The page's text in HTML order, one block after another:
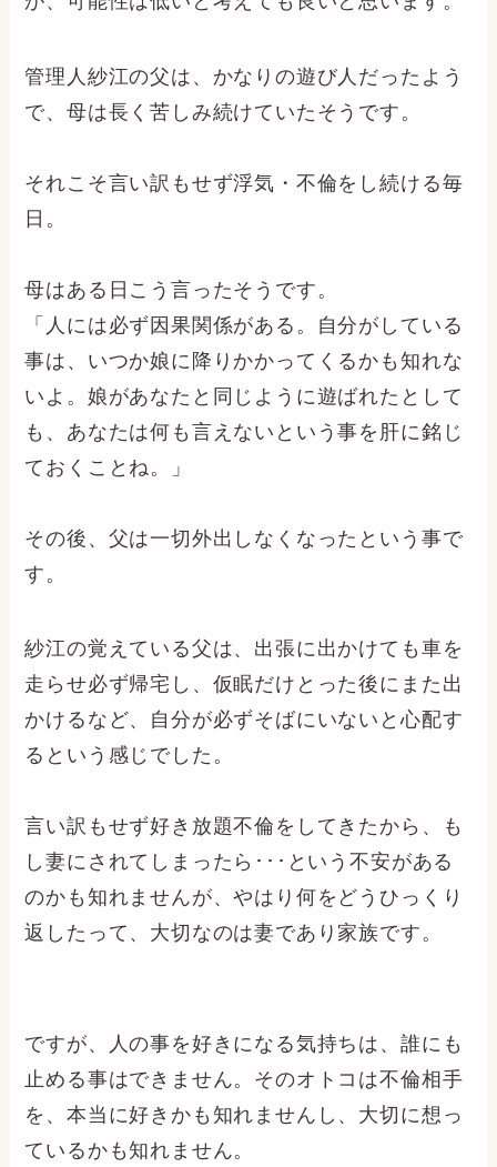
管理人紗江の父は、かなりの遊び人だったよう
で、母は長く苦しみ続けていたそうです。
それこそ言い訳もせず浮気・不倫をし続ける毎
日。
母はある日こう言ったそうです。
「人には必ず因果関係がある。自分がしている
事は、いつか娘に降りかかってくるかも知れな
いよ。娘があなたと同じように遊ばれたとして
も、あなたは何も言えないという事を肝に銘じ
ておくことね。」
その後、父は一切外出しなくなったという事で
す。
紗江の覚えている父は、出張に出かけても車を
走らせ必ず帰宅し、仮眠だけとった後にまた出
かけるなど、自分が必ずそばにいないと心配す
るという感じでした。
言い訳もせず好き放題不倫をしてきたから、も
し妻にされてしまったら･･･という不安がある
のかも知れませんが、やはり何をどうひっくり
返したって、大切なのは妻であり家族です。
ですが、人の事を好きになる気持ちは、誰にも
止める事はできません。そのオトコは不倫相手
を、本当に好きかも知れませんし、大切に想っ
ているかも知れません。